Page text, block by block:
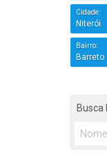
Cidade:
Niterói
Bairro:
Barreto
Busca